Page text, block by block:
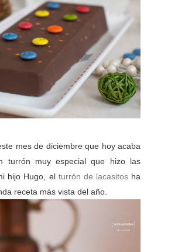
mes de diciembre que hoy acaba
turrón muy especial que hizo las
hijo Hugo, el turrón de lacasitosha
receta más vista del año.